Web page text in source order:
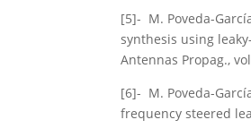
[5]- M. Poveda-
synthesis using
Antennas Propag.,
[6]- M. Poveda-
frequency steered